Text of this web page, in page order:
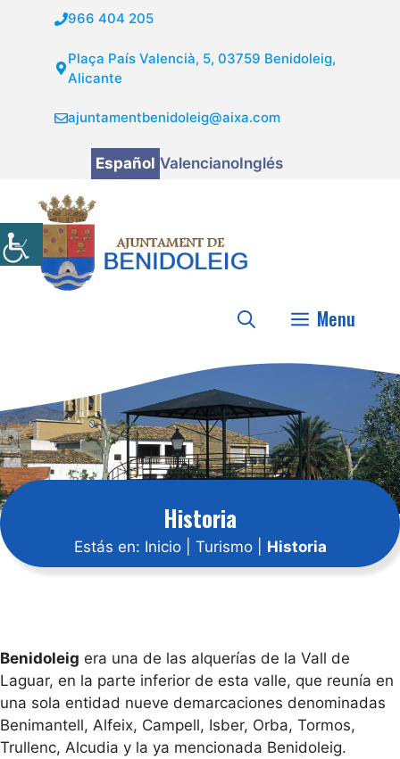
contenido
966 404 205
Plaça País Valencià, 5, 03759 Benidoleig,
Alicante
ajuntamentbenidoleig@aixa.com
Español ValencianoInglés
Menu
Historia
Estás en: Inicio| Turismo| Historia
Benidoleig era una de las alquerías de la Vall de
Laguar, en la parte inferior de esta valle, que reunía en
una sola entidad nueve demarcaciones denominadas
Benimantell, Alfeix, Campell, Isber, Orba, Tormos,
Trullenc, Alcudia y la ya mencionada Benidoleig.